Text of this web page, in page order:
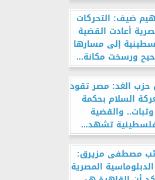
ضيف: التحركات
أعادت القضية
إلى مسارها
ورسخت مكانة...
حزب الغد: مصر تقود
السلام بحكمة
وثبات.. والقضية
تشهد...
مصطفى مزيرق:
المصرية